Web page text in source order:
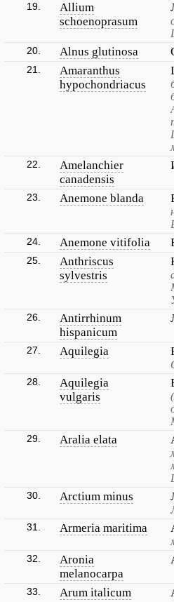
19.
Allium
schoenoprasum
20. Alnus glutinosa
21.
Amaranthus
hypochondriacus
22.
Amelanchier
canadensis
23. Anemone blanda
24. Anemone vitifolia
25.
Anthriscus
sylvestris
26.
Antirrhinum
hispanicum
27. Aquilegia
28.
Aquilegia
vulgaris
29. Aralia elata
30. Arctium minus
31. Armeria maritima
32.
Aronia
melanocarpa
33. Arum italicum